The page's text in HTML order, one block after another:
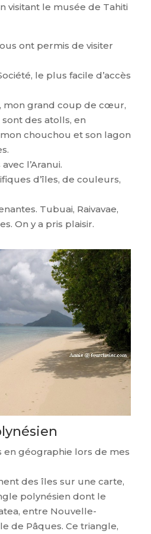
visitant le musée de Tahiti
ont permis de visiter
le plus facile d’accès
mon grand coup de cœur,
des atolls, en
chouchou et son lagon
l’Aranui.
d’îles, de couleurs,
Tubuai, Raivavae,
On y a pris plaisir.
en géographie lors de mes
des îles sur une carte,
polynésien dont le
entre Nouvelle-
de Pâques. Ce triangle,